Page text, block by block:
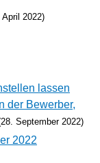
April 2022)
lassen
der Bewerber,
September 2022)
2022